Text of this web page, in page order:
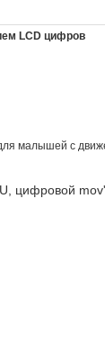
LCD цифров
малышей с
цифровой